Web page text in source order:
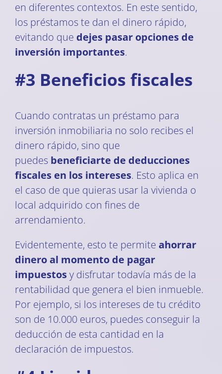
en diferentes contextos. En este sentido,
los préstamos te dan el dinero rápido,
evitando que dejes pasar opciones de
inversión importantes.
#3 Beneficios fiscales
Cuando contratas un préstamo para
inversión inmobiliaria no solo recibes el
dinero rápido, sino que
puedes beneficiarte de deducciones
fiscales en los intereses. Esto aplica en
el caso de que quieras usar la vivienda o
local adquirido con fines de
arrendamiento.
Evidentemente, esto te permite ahorrar
dinero al momento de pagar
impuestosy disfrutar todavía más de la
rentabilidad que genera el bien inmueble.
Por ejemplo, si los intereses de tu crédito
son de 10.000 euros, puedes conseguir la
deducción de esta cantidad en la
declaración de impuestos.